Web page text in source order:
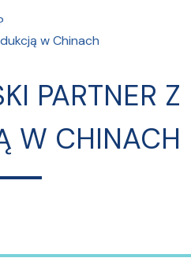
w Chinach
PARTNER Z
W CHINACH